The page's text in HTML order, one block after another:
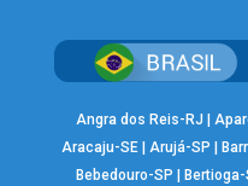
Angra dos Reis-RJ
Aracaju-SE |Arujá-SP
Bebedouro-SP
Bertioga-